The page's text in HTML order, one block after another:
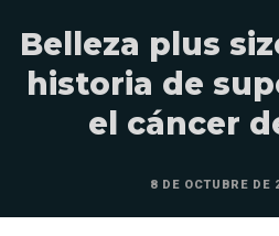
Belleza plus
historia de
el cáncer
8 DE OCTUBRE DE